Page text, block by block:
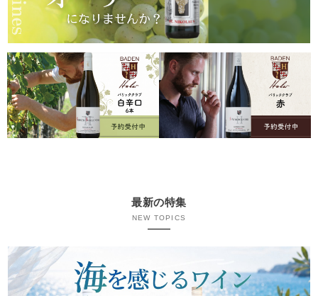
最新の特集
NEW TOPICS